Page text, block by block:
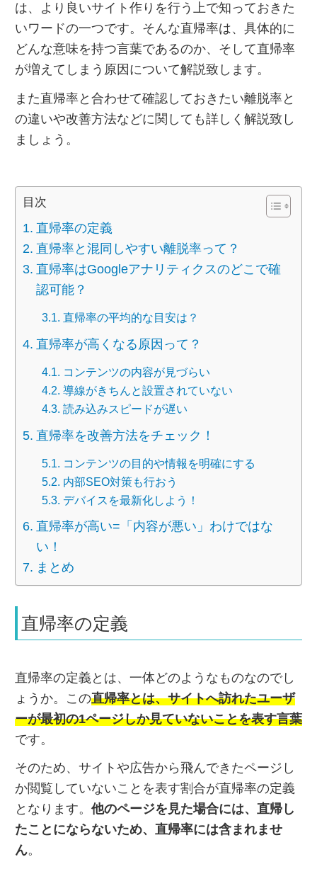
は、より良いサイト作りを行う上で知っておきた
いワードの一つです。そんな直帰率は、具体的に
どんな意味を持つ言葉であるのか、そして直帰率
が増えてしまう原因について解説致します。
また直帰率と合わせて確認しておきたい離脱率と
の違いや改善方法などに関しても詳しく解説致し
ましょう。
目次
直帰率の定義
直帰率と混同しやすい離脱率って？
直帰率はGoogleアナリティクスのどこで確
認可能？
直帰率の平均的な目安は？
直帰率が高くなる原因って？
コンテンツの内容が見づらい
導線がきちんと設置されていない
読み込みスピードが遅い
直帰率を改善方法をチェック！
コンテンツの目的や情報を明確にする
内部SEO対策も行おう
デバイスを最新化しよう！
直帰率が高い=「内容が悪い」わけではな
い！
まとめ
直帰率の定義
直帰率の定義とは、一体どのようなものなのでし
ょうか。この直帰率とは、サイトへ訪れたユーザ
ーが最初の1ページしか見ていないことを表す言葉
です。
そのため、サイトや広告から飛んできたページし
か閲覧していないことを表す割合が直帰率の定義
となります。 他のページを見た場合には、直帰し
たことにならないため、直帰率には含まれませ
ん。